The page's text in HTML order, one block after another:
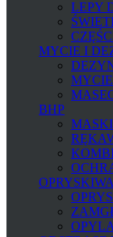
LEPY
MYCIE I
BHP